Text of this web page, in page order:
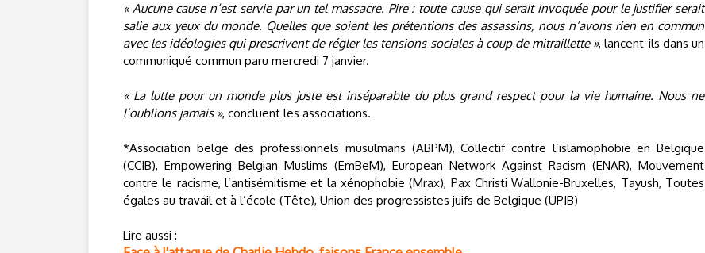
« Aucune cause n’est servie par un tel massacre. Pire : toute cause qui serait invoquée pour le justifier serait
salie aux yeux du monde. Quelles que soient les prétentions des assassins, nous n’avons rien en commun
avec les idéologies qui prescrivent de régler les tensions sociales à coup de mitraillette », lancent-ils dans un
communiqué commun paru mercredi 7 janvier.
« La lutte pour un monde plus juste est inséparable du plus grand respect pour la vie humaine. Nous ne
l’oublions jamais », concluent les associations.
*Association belge des professionnels musulmans (ABPM), Collectif contre l’islamophobie en Belgique
(CCIB), Empowering Belgian Muslims (EmBeM), European Network Against Racism (ENAR), Mouvement
contre le racisme, l’antisémitisme et la xénophobie (Mrax), Pax Christi Wallonie-Bruxelles, Tayush, Toutes
égales au travail et à l’école (Tête), Union des progressistes juifs de Belgique (UPJB)
Lire aussi :